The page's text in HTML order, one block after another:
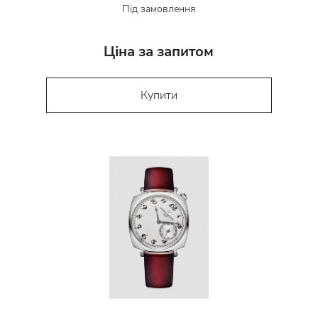
Під замовлення
Ціна за запитом
Купити